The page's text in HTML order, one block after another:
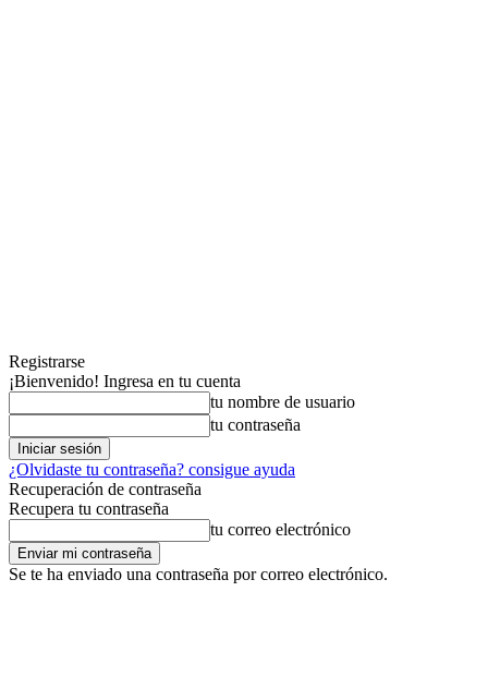
Registrarse
¡Bienvenido! Ingresa en tu cuenta
tu nombre de usuario
tu contraseña
¿Olvidaste tu contraseña? consigue ayuda
Recuperación de contraseña
Recupera tu contraseña
tu correo electrónico
Se te ha enviado una contraseña por correo electrónico.